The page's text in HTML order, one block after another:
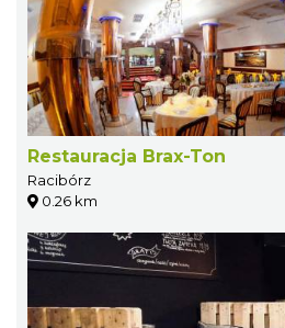
Restauracja Brax-Ton
Racibórz
0.26 km